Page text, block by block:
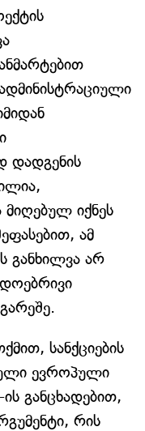
დადგენის
იქნეს
ამ
განხილვა არ
სანქციების
ევროპული
განცხადებით,
რის